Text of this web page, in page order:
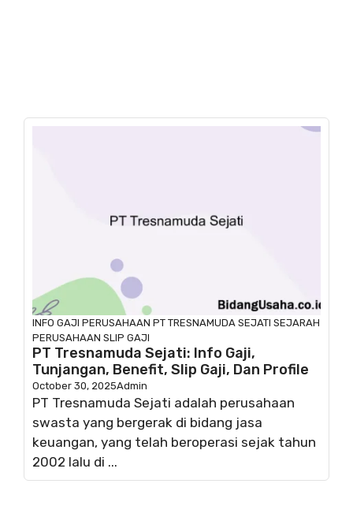
INFO GAJI PERUSAHAAN PT TRESNAMUDA SEJATI SEJARAH
PERUSAHAAN SLIP GAJI
PT Tresnamuda Sejati: Info Gaji,
Tunjangan, Benefit, Slip Gaji, Dan Profile
October 30, 2025Admin
PT Tresnamuda Sejati adalah perusahaan
swasta yang bergerak di bidang jasa
keuangan, yang telah beroperasi sejak tahun
2002 lalu di ...